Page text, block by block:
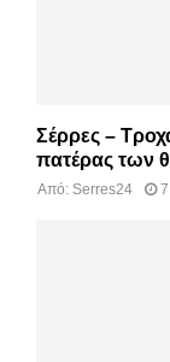
Σέρρες –
πατέρας των
Από: Serres24